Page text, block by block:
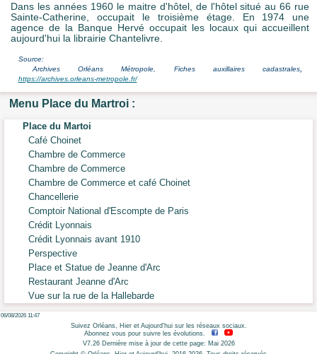
Dans les années 1960 le maitre d'hôtel, de l'hôtel situé au 66 rue
Sainte-Catherine, occupait le troisième étage. En 1974 une
agence de la Banque Hervé occupait les locaux qui accueillent
aujourd'hui la librairie Chantelivre.
Source:
Archives Orléans Métropole, Fiches auxillaires cadastrales,
https://archives.orleans-metropole.fr/
Menu Place du Martroi :
Place du Martoi
Café Choinet
Chambre de Commerce
Chambre de Commerce
Chambre de Commerce et café Choinet
Chancellerie
Comptoir National d'Escompte de Paris
Crédit Lyonnais
Crédit Lyonnais avant 1910
Perspective
Place et Statue de Jeanne d'Arc
Restaurant Jeanne d'Arc
Vue sur la rue de la Hallebarde
06/08/2026 11:47
Suivez Orléans, Hier et Aujourd'hui sur les réseaux sociaux.
Abonnez vous pour suivre les évolutions.
V7.26 Dernière mise à jour de cette page: Mai 2026